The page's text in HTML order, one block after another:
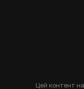
Цей контент